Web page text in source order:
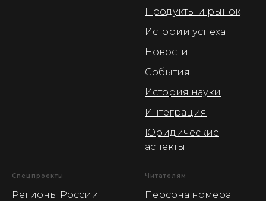
Продукты и рынок
Истории успеха
Новости
События
История науки
Интеграция
Юридические
аспекты
Спецпроекты
Регионы России
Читателям
Персона номера